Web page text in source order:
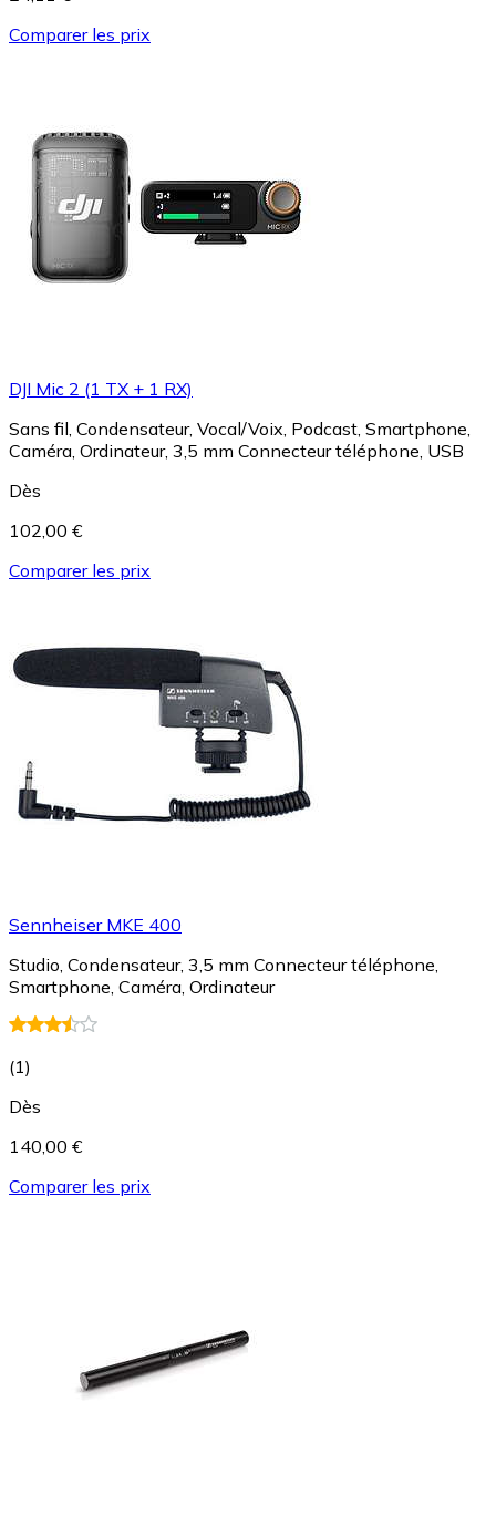
Comparer les prix
DJI Mic 2 (1 TX + 1 RX)
Sans fil, Condensateur, Vocal/Voix, Podcast, Smartphone,
Caméra, Ordinateur, 3,5 mm Connecteur téléphone, USB
Dès
102,00 €
Comparer les prix
Sennheiser MKE 400
Studio, Condensateur, 3,5 mm Connecteur téléphone,
Smartphone, Caméra, Ordinateur
(1)
Dès
140,00 €
Comparer les prix